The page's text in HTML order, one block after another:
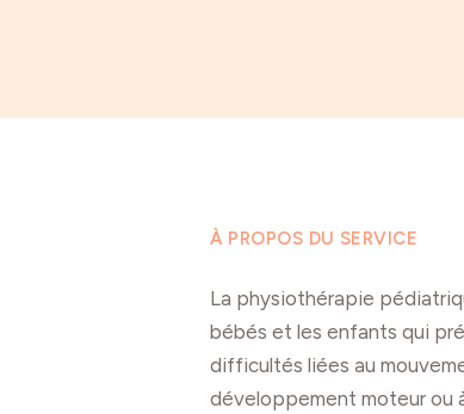
À PROPOS DU SERVICE
La physiothérapie
bébés et les enfants qui
difficultés liées au
développement moteur ou